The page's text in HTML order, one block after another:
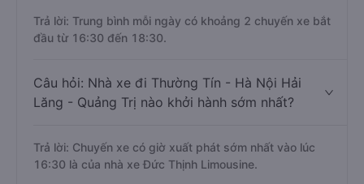
Trả lời: Trung bình mỗi ngày có khoảng 2 chuyến xe bắt
đầu từ 16:30 đến 18:30.
Câu hỏi: Nhà xe đi Thường Tín - Hà Nội Hải
Lăng - Quảng Trị nào khởi hành sớm nhất?
Trả lời: Chuyến xe có giờ xuất phát sớm nhất vào lúc
16:30 là của nhà xe Đức Thịnh Limousine.